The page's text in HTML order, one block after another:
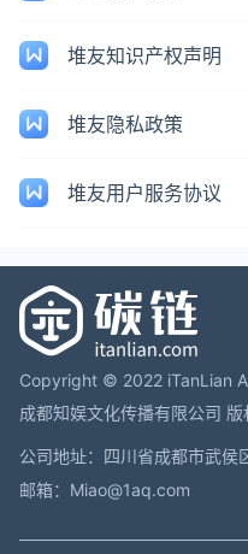
堆友知识产权声明
堆友隐私政策
堆友用户服务协议
Copyright © 2022 iTanLian
成都知娱文化传播有限公司 版
公司地址：四川省成都市武侯
邮箱：Miao@1aq.com